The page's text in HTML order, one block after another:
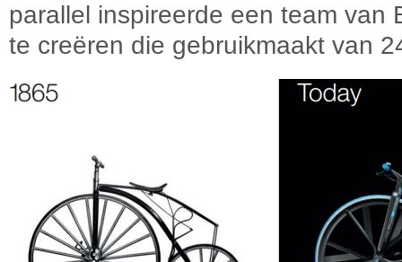
parallel inspireerde een team van
te creëren die gebruikmaakt van